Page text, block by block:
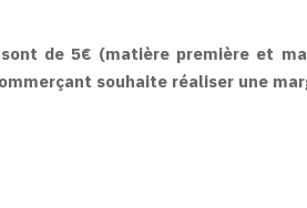
de 5€ (matière première et
souhaite réaliser une